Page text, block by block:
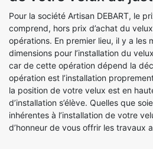
Pour la société Artisan DEBART, le
comprend, hors prix d’achat du
opérations. En premier lieu, il y a les
dimensions pour l’installation du
car de cette opération dépend la
opération est l’installation
la position de votre velux est en
d’installation s’élève. Quelles que
inhérentes à l’installation de votre
d’honneur de vous offrir les travaux